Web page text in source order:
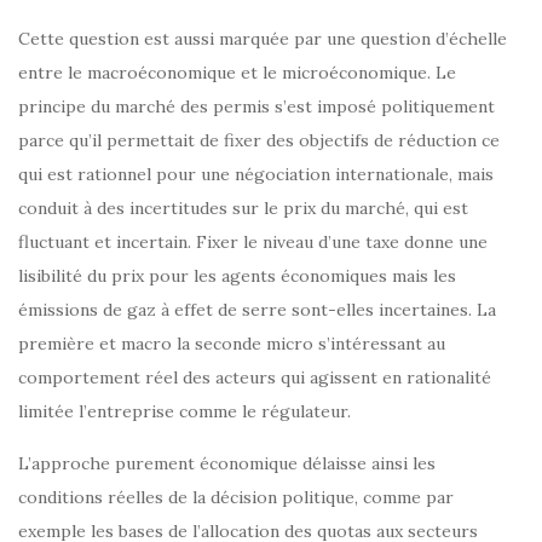
Cette question est aussi marquée par une question d’échelle
entre le macroéconomique et le microéconomique. Le
principe du marché des permis s’est imposé politiquement
parce qu’il permettait de fixer des objectifs de réduction ce
qui est rationnel pour une négociation internationale, mais
conduit à des incertitudes sur le prix du marché, qui est
fluctuant et incertain. Fixer le niveau d’une taxe donne une
lisibilité du prix pour les agents économiques mais les
émissions de gaz à effet de serre sont-elles incertaines. La
première et macro la seconde micro s’intéressant au
comportement réel des acteurs qui agissent en rationalité
limitée l’entreprise comme le régulateur.
L’approche purement économique délaisse ainsi les
conditions réelles de la décision politique, comme par
exemple les bases de l’allocation des quotas aux secteurs